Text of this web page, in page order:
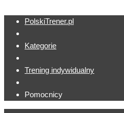
PolskiTrener.pl
Kategorie
Trening indywidualny
Pomocnicy